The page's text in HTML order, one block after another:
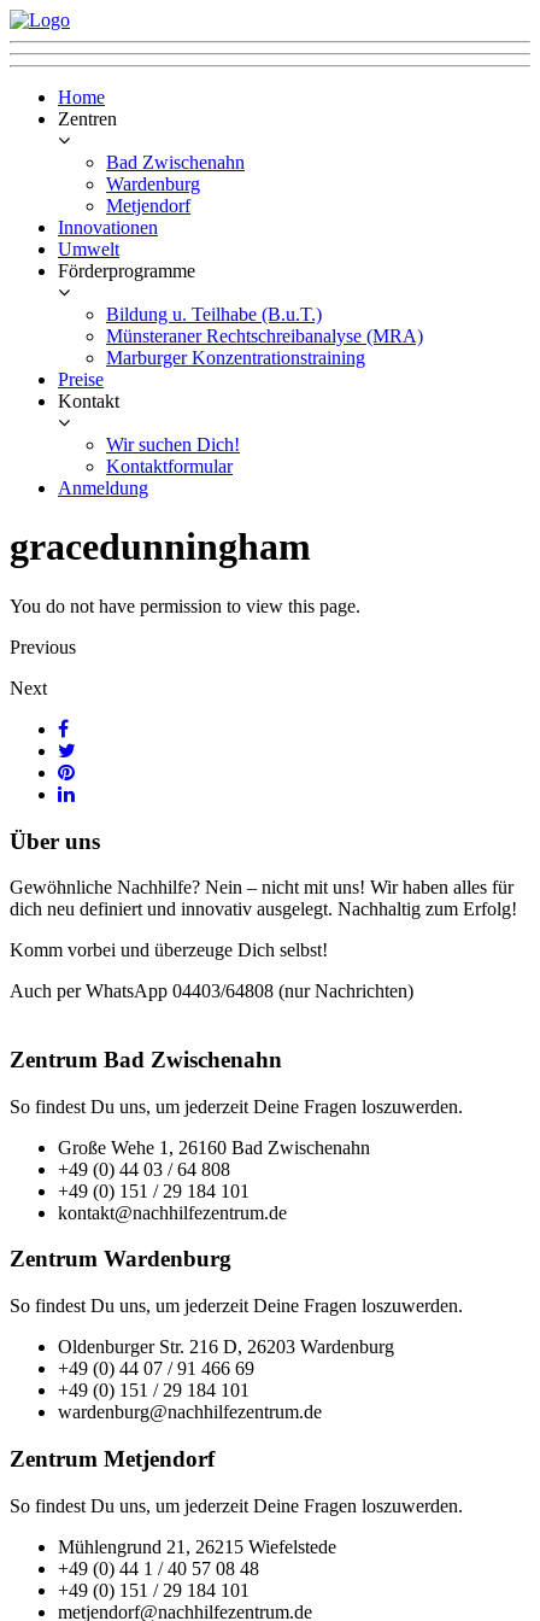
Home
Zentren
Bad Zwischenahn
Wardenburg
Metjendorf
Innovationen
Umwelt
Förderprogramme
Bildung u. Teilhabe (B.u.T.)
Münsteraner Rechtschreibanalyse (MRA)
Marburger Konzentrationstraining
Preise
Kontakt
Wir suchen Dich!
Kontaktformular
Anmeldung
gracedunningham
You do not have permission to view this page.
Previous
Next
Über uns
Gewöhnliche Nachhilfe? Nein – nicht mit uns! Wir haben alles für
dich neu definiert und innovativ ausgelegt. Nachhaltig zum Erfolg!
Komm vorbei und überzeuge Dich selbst!
Auch per WhatsApp 04403/64808 (nur Nachrichten)
Zentrum Bad Zwischenahn
So findest Du uns, um jederzeit Deine Fragen loszuwerden.
Große Wehe 1, 26160 Bad Zwischenahn
+49 (0) 44 03 / 64 808
+49 (0) 151 / 29 184 101
kontakt@nachhilfezentrum.de
Zentrum Wardenburg
So findest Du uns, um jederzeit Deine Fragen loszuwerden.
Oldenburger Str. 216 D, 26203 Wardenburg
+49 (0) 44 07 / 91 466 69
+49 (0) 151 / 29 184 101
wardenburg@nachhilfezentrum.de
Zentrum Metjendorf
So findest Du uns, um jederzeit Deine Fragen loszuwerden.
Mühlengrund 21, 26215 Wiefelstede
+49 (0) 44 1 / 40 57 08 48
+49 (0) 151 / 29 184 101
metjendorf@nachhilfezentrum.de